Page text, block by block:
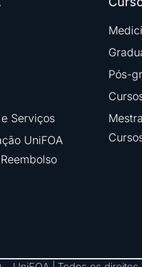
Serviços
UniFOA
Pós-